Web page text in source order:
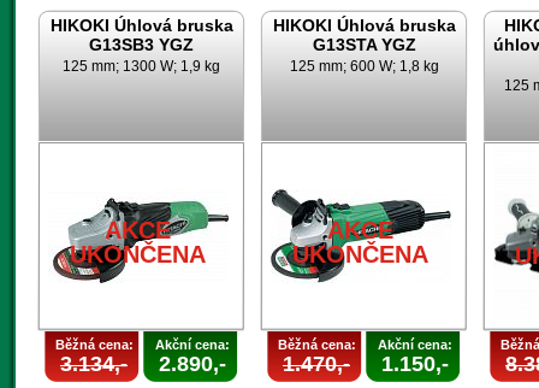
HIKOKI Úhlová bruska
G13SB3 YGZ
125 mm; 1300 W; 1,9 kg
AKCE
UKONČENA
Běžná cena:
3.134,-
Akční cena:
2.890,-
HIKOKI Úhlová bruska
G13STA YGZ
125 mm; 600 W; 1,8 kg
AKCE
UKONČENA
Běžná cena:
1.470,-
Akční cena:
1.150,-
125